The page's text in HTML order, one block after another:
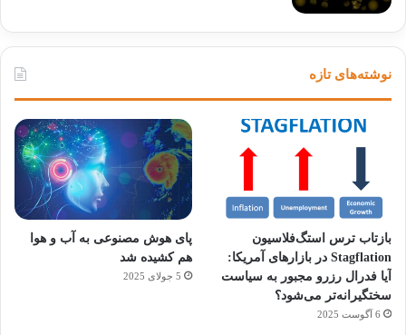
نوشته‌های تازه
بازتاب ترس استگ‌فلاسیون
Stagflation در بازارهای آمریکا:
آیا فدرال رزرو مجبور به سیاست
سختگیرانه‌تر می‌شود؟
6 آگوست 2025
پای هوش مصنوعی به آب و هوا
هم کشیده شد
5 جولای 2025